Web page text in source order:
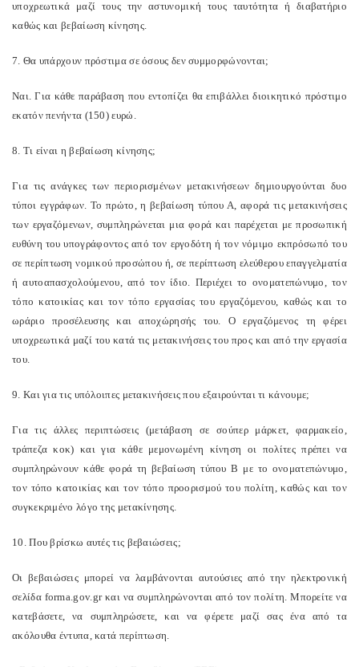
υποχρεωτικά μαζί τους την αστυνομική τους ταυτότητα ή διαβατήριο
καθώς και βεβαίωση κίνησης.
7. Θα υπάρχουν πρόστιμα σε όσους δεν συμμορφώνονται;
Ναι. Για κάθε παράβαση που εντοπίζει θα επιβάλλει διοικητικό πρόστιμο
εκατόν πενήντα (150) ευρώ.
8. Τι είναι η βεβαίωση κίνησης;
Για τις ανάγκες των περιορισμένων μετακινήσεων δημιουργούνται δυο
τύποι εγγράφων. Το πρώτο, η βεβαίωση τύπου Α, αφορά τις μετακινήσεις
των εργαζόμενων, συμπληρώνεται μια φορά και παρέχεται με προσωπική
ευθύνη του υπογράφοντος από τον εργοδότη ή τον νόμιμο εκπρόσωπό του
σε περίπτωση νομικού προσώπου ή, σε περίπτωση ελεύθερου επαγγελματία
ή αυτοαπασχολούμενου, από τον ίδιο. Περιέχει το ονοματεπώνυμο, τον
τόπο κατοικίας και τον τόπο εργασίας του εργαζόμενου, καθώς και το
ωράριο προσέλευσης και αποχώρησής του. Ο εργαζόμενος τη φέρει
υποχρεωτικά μαζί του κατά τις μετακινήσεις του προς και από την εργασία
του.
9. Και για τις υπόλοιπες μετακινήσεις που εξαιρούνται τι κάνουμε;
Για τις άλλες περιπτώσεις (μετάβαση σε σούπερ μάρκετ, φαρμακείο,
τράπεζα κοκ) και για κάθε μεμονωμένη κίνηση οι πολίτες πρέπει να
συμπληρώνουν κάθε φορά τη βεβαίωση τύπου Β με το ονοματεπώνυμο,
τον τόπο κατοικίας και τον τόπο προορισμού του πολίτη, καθώς και τον
συγκεκριμένο λόγο της μετακίνησης.
10. Που βρίσκω αυτές τις βεβαιώσεις;
Οι βεβαιώσεις μπορεί να λαμβάνονται αυτούσιες από την ηλεκτρονική
σελίδα forma.gov.gr και να συμπληρώνονται από τον πολίτη. Μπορείτε να
κατεβάσετε, να συμπληρώσετε, και να φέρετε μαζί σας ένα από τα
ακόλουθα έντυπα, κατά περίπτωση.